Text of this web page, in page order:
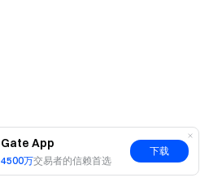
Gate App
4500万交易者的信赖首选
下载